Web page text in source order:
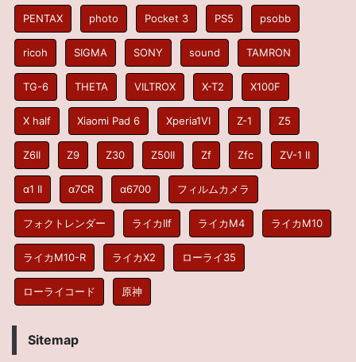
PENTAX photo Pocket 3 PS5 psobb
ricoh SIGMA SONY sound TAMRON
TG-6 THETA VILTROX X-T2 X100F
X half Xiaomi Pad 6 Xperia1VI Z-1 Z5
Z6II Z9 Z30 Z50II Zf Zfc ZV-1 II
α1 II α7CR α6700 フィルムカメラ
フォクトレンダー ライカIIf ライカM4 ライカM10
ライカM10-R ライカX2 ローライ35
ローライコード 原神
Sitemap